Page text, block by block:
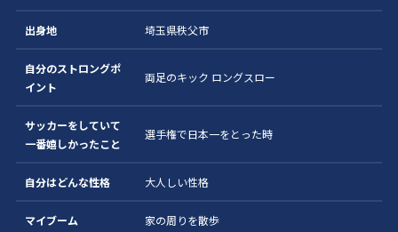
出身地 埼玉県秩父市
自分のストロングポ
イント
両足のキック ロングスロー
サッカーをしていて
一番嬉しかったこと
選手権で日本一をとった時
自分はどんな性格 大人しい性格
マイブーム 家の周りを散歩